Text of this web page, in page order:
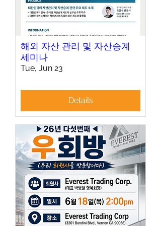
해외 자산 관리 및 자산승계
세미나
Tue, Jun 23
Details